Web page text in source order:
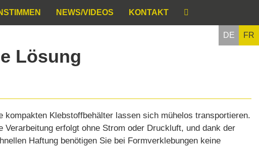
NEWS/VIDEOS KONTAKT
DE
FR
Lösung
kompakten Klebstoffbehälter lassen sich mühelos transportieren.
Verarbeitung erfolgt ohne Strom oder Druckluft, und dank der
Haftung benötigen Sie bei Formverklebungen keine